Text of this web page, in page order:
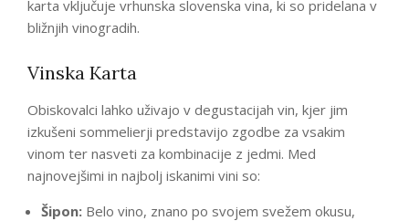
karta vključuje vrhunska slovenska vina, ki so pridelana v
bližnjih vinogradih.
Vinska Karta
Obiskovalci lahko uživajo v degustacijah vin, kjer jim
izkušeni sommelierji predstavijo zgodbe za vsakim
vinom ter nasveti za kombinacije z jedmi. Med
najnovejšimi in najbolj iskanimi vini so:
Šipon: Belo vino, znano po svojem svežem okusu,